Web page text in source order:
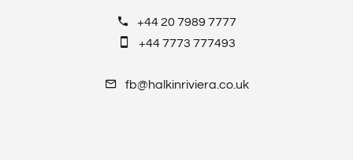
+44 20 7989 7777
+44 7773 777493
fb@halkinriviera.co.uk